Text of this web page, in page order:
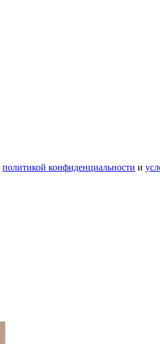
политикой конфиденциальности и